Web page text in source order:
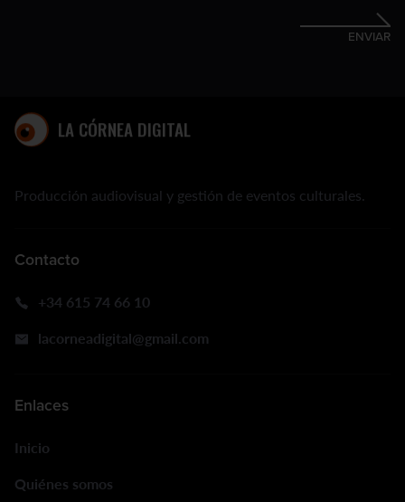
Política de privacidad.
LA CÓRNEA DIGITAL
Contacto
+34 615 74 66 10
Enlaces